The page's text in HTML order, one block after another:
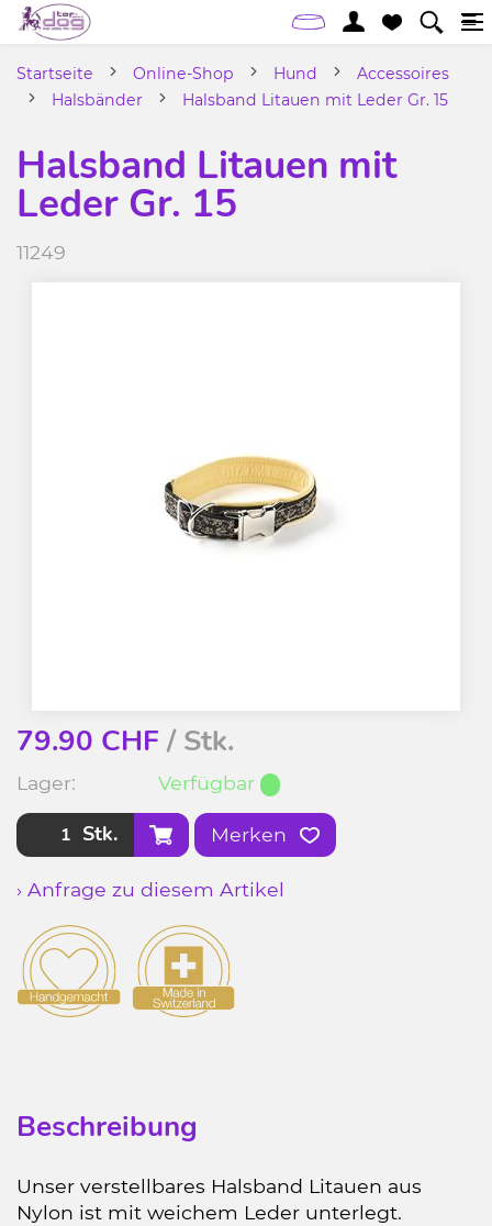
Startseite Online-Shop Hund
Accessoires
Halsbänder
Halsband Litauen mit Leder Gr. 15
Halsband Litauen mit
Leder Gr. 15
11249
79.90 CHF/ Stk.
Lager: Verfügbar
Stk. Merken
› Anfrage zu diesem Artikel
Beschreibung
Unser verstellbares Halsband Litauen aus
Nylon ist mit weichem Leder unterlegt.